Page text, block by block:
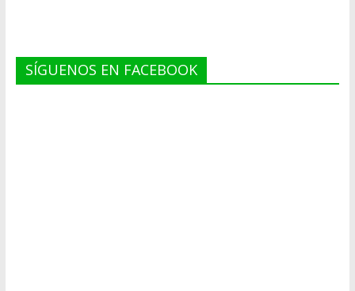
SÍGUENOS EN FACEBOOK